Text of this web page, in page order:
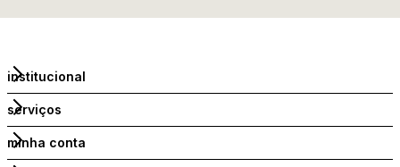
institucional
serviços
minha conta